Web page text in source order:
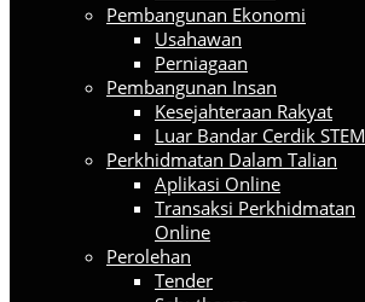
Pembangunan Ekonomi
Usahawan
Perniagaan
Pembangunan Insan
Kesejahteraan Rakyat
Luar Bandar Cerdik STEM
Perkhidmatan Dalam Talian
Aplikasi Online
Transaksi Perkhidmatan
Online
Perolehan
Tender